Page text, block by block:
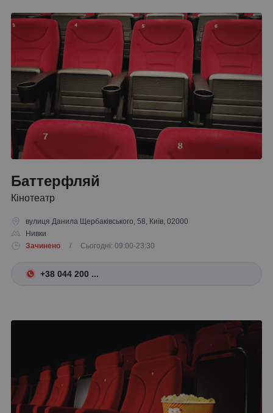
Баттерфляй
Кінотеатр
вулиця Данила Щербаківського, 58, Київ, 02000
Нивки
Зачинено
/ Сьогодні: 09:00-23:30
+38 044 200 ...